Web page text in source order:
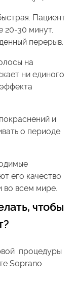
Пациент
20-30 минут.
перерыв.
на
ни единого
и
о периоде
его качество
во всем мире.
чтобы
процедуры
Soprano